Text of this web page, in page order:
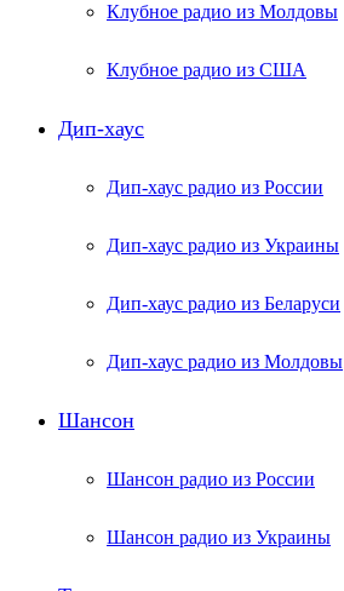
Клубное радио из Молдовы
Клубное радио из США
Дип-хаус
Дип-хаус радио из России
Дип-хаус радио из Украины
Дип-хаус радио из Беларуси
Дип-хаус радио из Молдовы
Шансон
Шансон радио из России
Шансон радио из Украины